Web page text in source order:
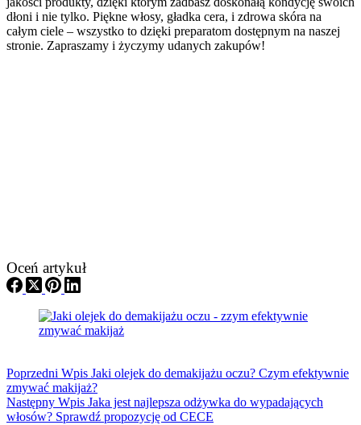
dłoni i nie tylko. Piękne włosy, gładka cera, i zdrowa skóra na
całym ciele – wszystko to dzięki preparatom dostępnym na naszej
stronie. Zapraszamy i życzymy udanych zakupów!
Oceń artykuł
Poprzedni Wpis Jaki olejek do demakijażu oczu? Czym efektywnie
zmywać makijaż?
Następny Wpis Jaka jest najlepsza odżywka do wypadających
włosów? Sprawdź propozycję od CECE